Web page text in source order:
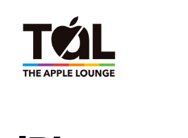
contenuto